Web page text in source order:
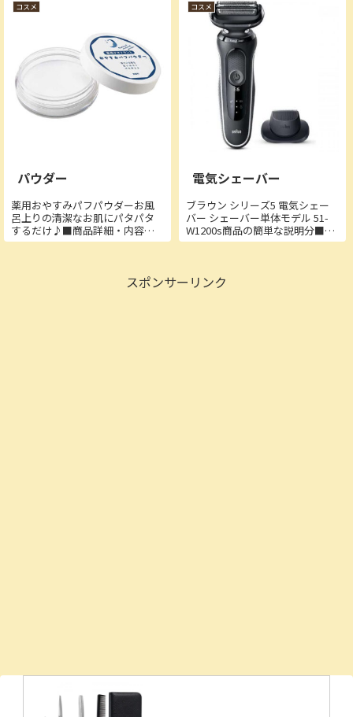
を荒らしません。足の裏やかか
さつく部分もツルツルに。継続
してお使いいた...
かのポートが壊れてももう片方
のポートが使えます【Point】
コスメ
パウダー
薬用おやすみパフパウダーお風
呂上りの清潔なお肌にパタパタ
するだけ♪■商品詳細・内容
量：15g・有効成分：クロルヒド
ツエキス、カモミラエキスー
コスメ
電気シェーバー
ブラウン シリーズ5 電気シェー
バー シェーバー単体モデル 51-
W1200s商品の簡単な説明分■商
品詳細・刃の種類：往復式・3枚
240V・消費電力（約）：-・充電
スポンサーリンク